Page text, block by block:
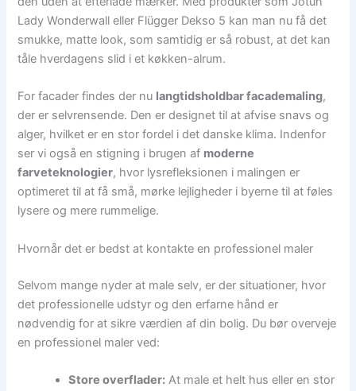
Lady Wonderwall eller Flügger Dekso 5 kan man nu få det
smukke, matte look, som samtidig er så robust, at det kan
tåle hverdagens slid i et køkken-alrum.
For facader findes der nu langtidsholdbar facademaling,
der er selvrensende. Den er designet til at afvise snavs og
alger, hvilket er en stor fordel i det danske klima. Indenfor
ser vi også en stigning i brugen af moderne
farveteknologier, hvor lysrefleksionen i malingen er
optimeret til at få små, mørke lejligheder i byerne til at føles
lysere og mere rummelige.
Hvornår det er bedst at kontakte en professionel maler
Selvom mange nyder at male selv, er der situationer, hvor
det professionelle udstyr og den erfarne hånd er
nødvendig for at sikre værdien af din bolig. Du bør overveje
en professionel maler ved:
Store overflader: At male et helt hus eller en stor